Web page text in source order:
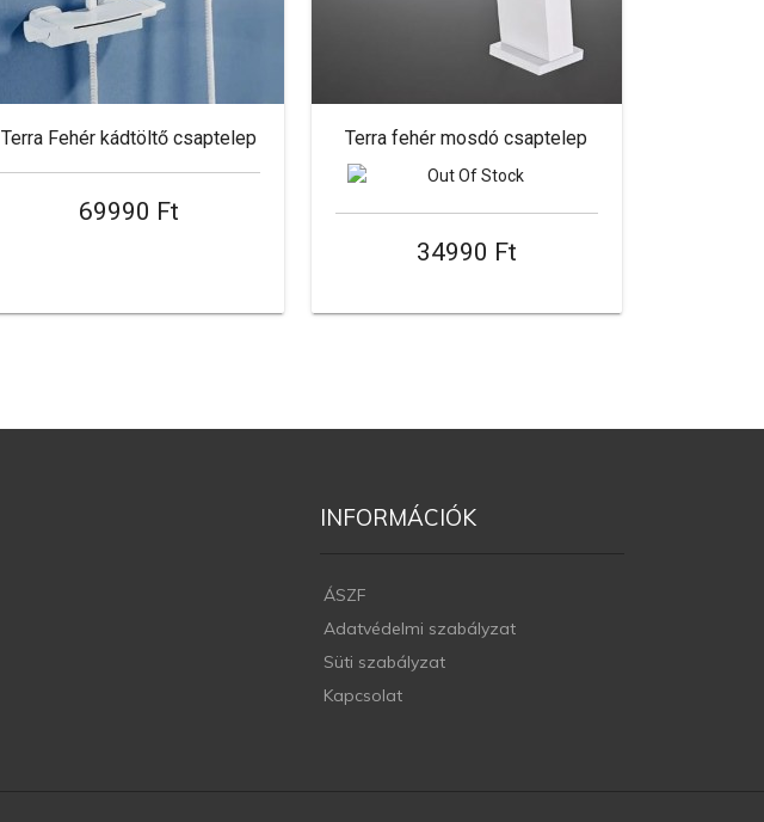
Terra Fehér kádtöltő csaptelep
69990 Ft
Terra fehér mosdó csaptelep
34990 Ft
INFORMÁCIÓK
ÁSZF
Adatvédelmi szabályzat
Süti szabályzat
Kapcsolat